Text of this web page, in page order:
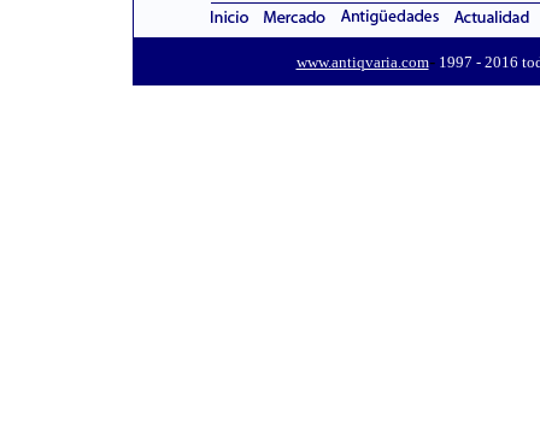
www.antiqvaria.com-1997 - 2016